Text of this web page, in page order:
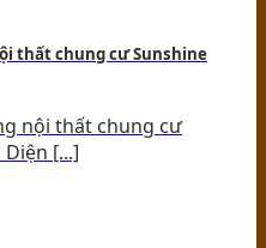
thất chung cư Sunshine
nội thất chung cư
[...]